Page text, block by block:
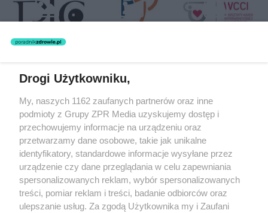
rozpowszechniany lub dalej rozpowszechniany w jakikolwiek sposób
(w tym także elektroniczny lub mechaniczny) na jakimkolwiek polu
eksploatacji w jakiejkolwiek formie, włącznie z umieszczaniem w
Internecie bez pisemnej zgody właściciela praw. Jakiekolwiek użycie
lub wykorzystanie utworów w całości lub w części z naruszeniem
prawa, tzn. bez właściwej zgody, jest zabronione pod groźbą kary i
może być ścigane prawnie.
Drogi Użytkowniku,
My, naszych 1162 zaufanych partnerów oraz inne
podmioty z Grupy ZPR Media uzyskujemy dostęp i
przechowujemy informacje na urządzeniu oraz
przetwarzamy dane osobowe, takie jak unikalne
identyfikatory, standardowe informacje wysyłane przez
urządzenie czy dane przeglądania w celu zapewniania
spersonalizowanych reklam, wybór spersonalizowanych
treści, pomiar reklam i treści, badanie odbiorców oraz
ulepszanie usług. Za zgodą Użytkownika my i Zaufani